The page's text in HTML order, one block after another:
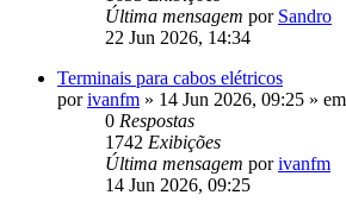
Última mensagem por Sandro
22 Jun 2026, 14:34
Terminais para cabos elétricos
porivanfm » 14 Jun 2026, 09:25 » em
0 Respostas
1742 Exibições
Última mensagem porivanfm
14 Jun 2026, 09:25